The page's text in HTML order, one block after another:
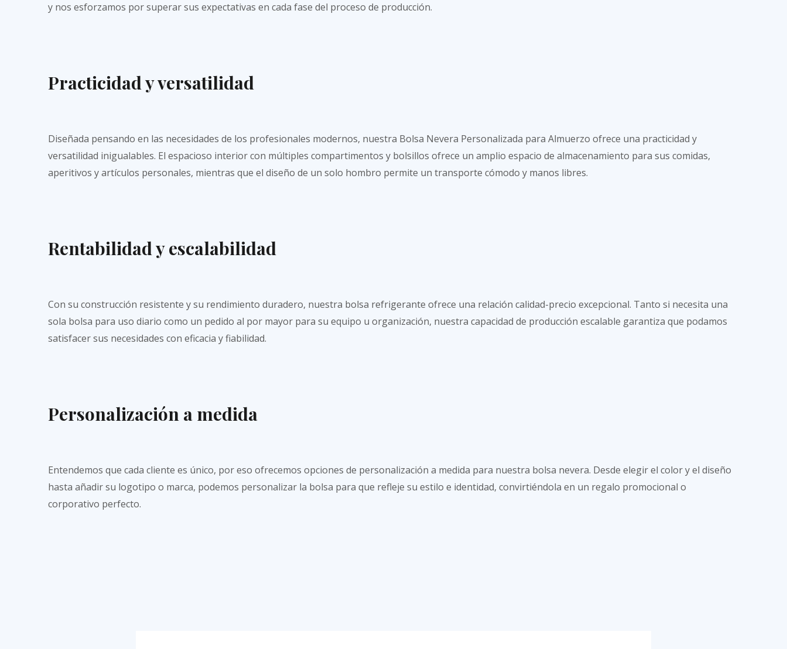
y nos esforzamos por superar sus expectativas en cada fase del proceso de producción.
Practicidad y versatilidad
Diseñada pensando en las necesidades de los profesionales modernos, nuestra Bolsa Nevera Personalizada para Almuerzo ofrece una practicidad y
versatilidad inigualables. El espacioso interior con múltiples compartimentos y bolsillos ofrece un amplio espacio de almacenamiento para sus comidas,
aperitivos y artículos personales, mientras que el diseño de un solo hombro permite un transporte cómodo y manos libres.
Rentabilidad y escalabilidad
Con su construcción resistente y su rendimiento duradero, nuestra bolsa refrigerante ofrece una relación calidad-precio excepcional. Tanto si necesita una
sola bolsa para uso diario como un pedido al por mayor para su equipo u organización, nuestra capacidad de producción escalable garantiza que podamos
satisfacer sus necesidades con eficacia y fiabilidad.
Personalización a medida
Entendemos que cada cliente es único, por eso ofrecemos opciones de personalización a medida para nuestra bolsa nevera. Desde elegir el color y el diseño
hasta añadir su logotipo o marca, podemos personalizar la bolsa para que refleje su estilo e identidad, convirtiéndola en un regalo promocional o
corporativo perfecto.